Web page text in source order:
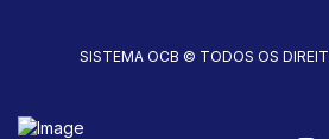
SISTEMA OCB © TODOS OS